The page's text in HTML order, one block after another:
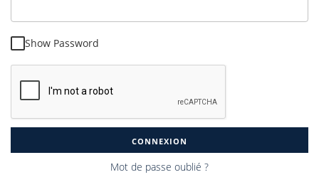
Show Password
CONNEXION
Mot de passe oublié ?